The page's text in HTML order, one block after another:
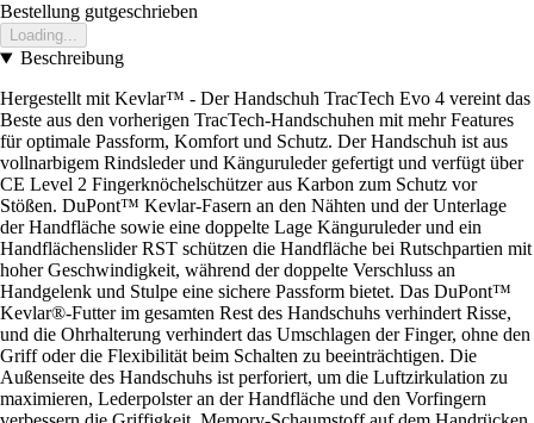
Bestellung gutgeschrieben
Loading...
Beschreibung
Hergestellt mit Kevlar™ - Der Handschuh TracTech Evo 4 vereint das
Beste aus den vorherigen TracTech-Handschuhen mit mehr Features
für optimale Passform, Komfort und Schutz. Der Handschuh ist aus
vollnarbigem Rindsleder und Känguruleder gefertigt und verfügt über
CE Level 2 Fingerknöchelschützer aus Karbon zum Schutz vor
Stößen. DuPont™ Kevlar-Fasern an den Nähten und der Unterlage
der Handfläche sowie eine doppelte Lage Känguruleder und ein
Handflächenslider RST schützen die Handfläche bei Rutschpartien mit
hoher Geschwindigkeit, während der doppelte Verschluss an
Handgelenk und Stulpe eine sichere Passform bietet. Das DuPont™
Kevlar®-Futter im gesamten Rest des Handschuhs verhindert Risse,
und die Ohrhalterung verhindert das Umschlagen der Finger, ohne den
Griff oder die Flexibilität beim Schalten zu beeinträchtigen. Die
Außenseite des Handschuhs ist perforiert, um die Luftzirkulation zu
maximieren, Lederpolster an der Handfläche und den Vorfingern